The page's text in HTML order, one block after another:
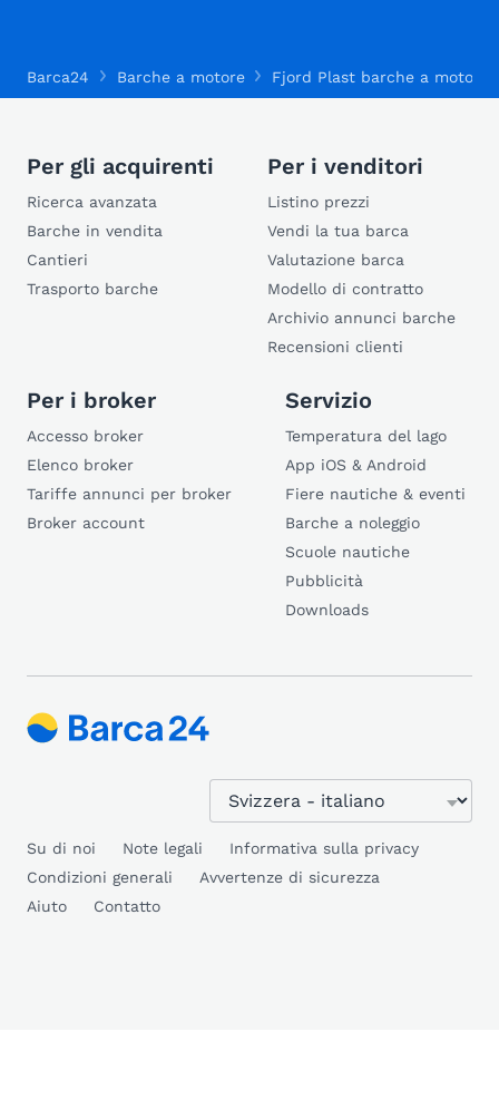
Barca24 Barche a motore Fjord Plast barche a motore
Per gli acquirenti
Ricerca avanzata
Barche in vendita
Cantieri
Trasporto barche
Per i venditori
Listino prezzi
Vendi la tua barca
Valutazione barca
Modello di contratto
Archivio annunci barche
Recensioni clienti
Per i broker
Accesso broker
Elenco broker
Tariffe annunci per broker
Broker account
Servizio
Temperatura del lago
App iOS & Android
Fiere nautiche & eventi
Barche a noleggio
Scuole nautiche
Pubblicità
Downloads
Su di noi Note legali
Informativa sulla privacy
Condizioni generali
Avvertenze di sicurezza
Aiuto
Contatto